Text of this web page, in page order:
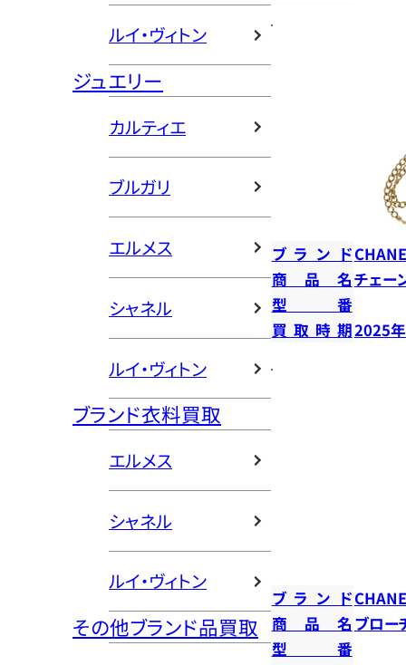
ルイ・ヴィトン
ジュエリー
カルティエ
ブルガリ
エルメス
シャネル
ルイ・ヴィトン
ブランド衣料買取
エルメス
シャネル
ルイ・ヴィトン
その他ブランド品買取
ブランド
商品名チェー
型番
買取時期2025
ブランド
商品名 ブロー
型番